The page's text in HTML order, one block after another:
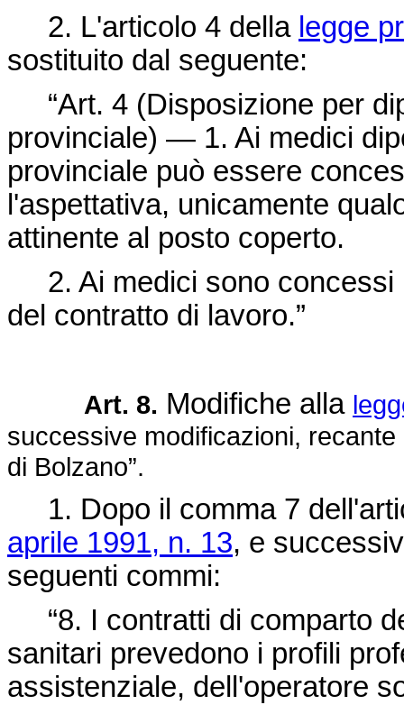
2. L'articolo 4 della legge
sostituito dal seguente:
“Art. 4 (Disposizione per
provinciale) — 1. Ai medici
provinciale può essere
l'aspettativa, unicamente
attinente al posto coperto.
2. Ai medici sono concessi
del contratto di lavoro.”
Art. 8. Modifiche alla
successive modificazioni,
di Bolzano”.
1. Dopo il comma 7
aprile 1991, n. 13, e
seguenti commi:
“8. I contratti di comparto
sanitari prevedono i profili
assistenziale, dell'operatore